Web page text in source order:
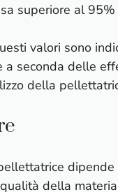
superiore al 95%
valori sono
a seconda delle
della
dipende
della